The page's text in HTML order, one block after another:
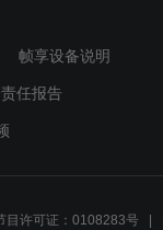
帧享设备说明
任报告
目许可证：0108283号